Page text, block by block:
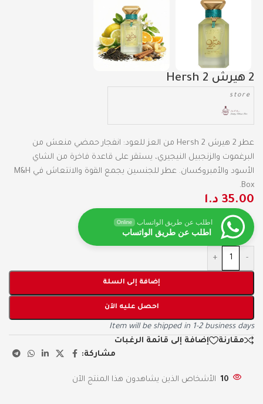
2 هيرش Hersh 2
store
عطر 2 هيرش Hersh 2 من العز للعود: انفجار حمضي منعش من
البرغموت والزنجبيل النيجيري، يستقر على قاعدة فاخرة من الشاي
الأسود والأمبروكسان. عطر للجنسين يجمع القوة والانتعاش في M&H
Box.
35.00 د.ا
اطلب عن طريق الواتساب Online
اطلب عن طريق الواتساب
-
+
إضافة إلى السلة
احصل عليه الآن
Item will be shipped in 1-2 business days
مقارنة
إضافة إلى قائمة الرغبات
مشاركة:
10 الأشخاص الذين يشاهدون هذا المنتج الآن